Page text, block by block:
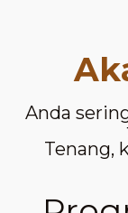
Anda
Tenang,